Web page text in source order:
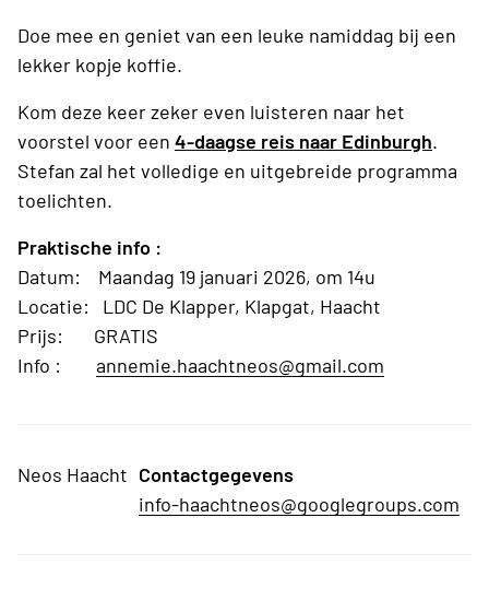
Doe mee en geniet van een leuke namiddag bij een
lekker kopje koffie.
Kom deze keer zeker even luisteren naar het
voorstel voor een 4-daagse reis naar Edinburgh.
Stefan zal het volledige en uitgebreide programma
toelichten.
Praktische info :
Datum: Maandag 19 januari 2026, om 14u
Locatie: LDC De Klapper, Klapgat, Haacht
Prijs: GRATIS
Info : annemie.haachtneos@gmail.com
Neos Haacht Contactgegevens
info-haachtneos@googlegroups.com